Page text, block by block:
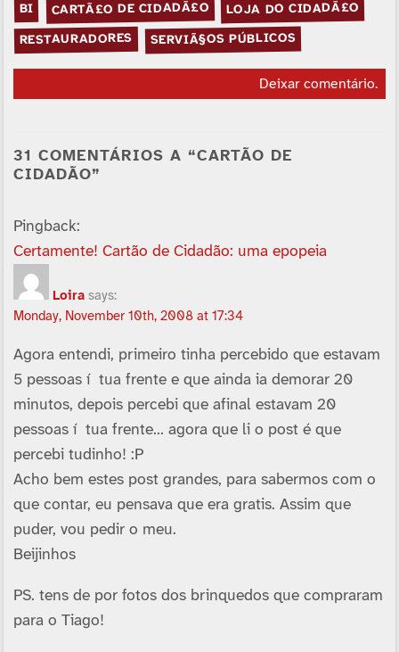
BI CARTÃ£O DE CIDADÃ£O LOJA DO CIDADÃ£O
RESTAURADORES SERVIÃ§OS PÚBLICOS
Deixar comentário.
31 COMENTÁRIOS A “CARTÃO DE
CIDADÃO”
Pingback:
Certamente! Cartão de Cidadão: uma epopeia
Loira says:
Monday, November 10th, 2008 at 17:34
Agora entendi, primeiro tinha percebido que estavam
5 pessoas í tua frente e que ainda ia demorar 20
minutos, depois percebi que afinal estavam 20
pessoas í tua frente… agora que li o post é que
percebi tudinho! :P
Acho bem estes post grandes, para sabermos com o
que contar, eu pensava que era gratis. Assim que
puder, vou pedir o meu.
Beijinhos
PS. tens de por fotos dos brinquedos que compraram
para o Tiago!